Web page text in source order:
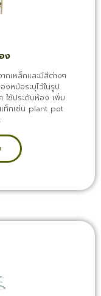
ง
กเหล็กและมีสีต่างๆ
หม้อระบุไว้ในรูป
ใช้ประดับห้อง เพิ่ม
แท็กเช่น plant pot